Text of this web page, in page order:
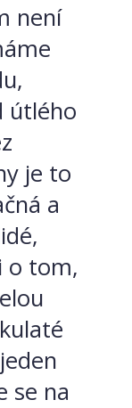
není
útlého
je to
a
o tom,
se na